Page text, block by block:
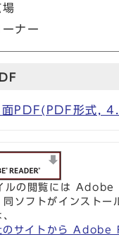
場
ーナー
PDF(PDF形式,
ルの閲覧には
同ソフトがインストー
サイトから Adobe